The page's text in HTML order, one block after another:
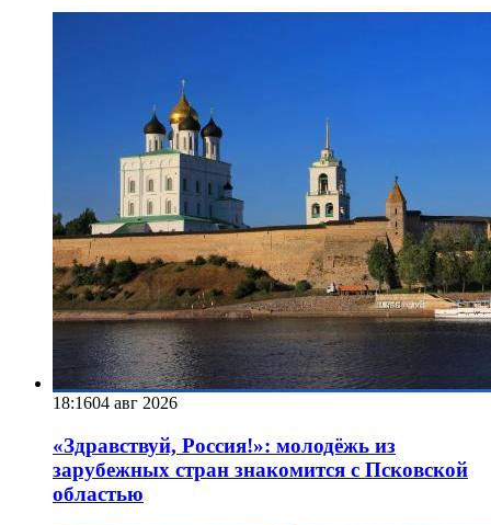
18:1604 авг 2026
«Здравствуй, Россия!»: молодёжь из
зарубежных стран знакомится с Псковской
областью